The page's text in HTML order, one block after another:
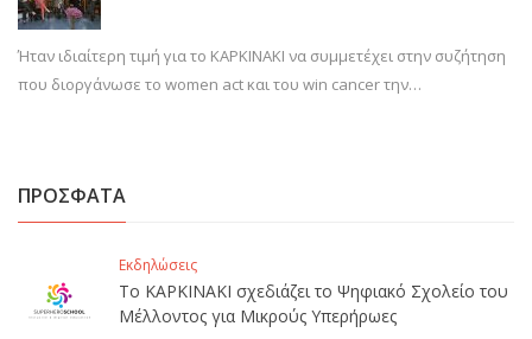
Ήταν ιδιαίτερη τιμή για το ΚΑΡΚΙΝΑΚΙ να συμμετέχει στην συζήτηση
που διοργάνωσε το women act και του win cancer την…
ΠΡΟΣΦΑΤΑ
Εκδηλώσεις
Το ΚΑΡΚΙΝΑΚΙ σχεδιάζει το Ψηφιακό Σχολείο του
Μέλλοντος για Μικρούς Υπερήρωες